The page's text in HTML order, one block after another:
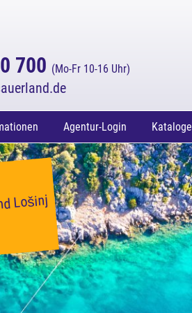
700 (Mo-Fr 10-16 Uhr)
Agentur-Login Kataloge
Lošinj